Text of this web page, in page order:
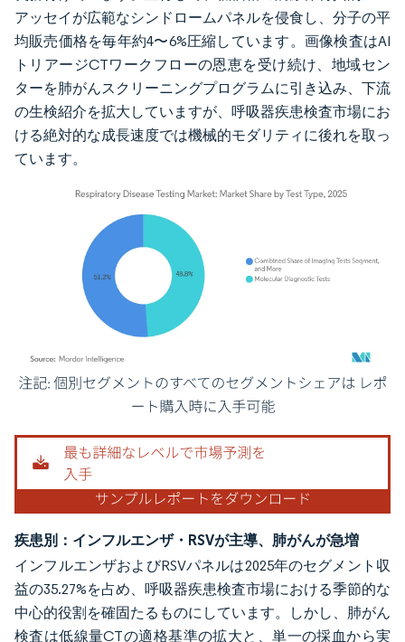
アッセイが広範なシンドロームパネルを侵食し、分子の平
均販売価格を毎年約4〜6%圧縮しています。画像検査はAI
トリアージCTワークフローの恩恵を受け続け、地域セン
ターを肺がんスクリーニングプログラムに引き込み、下流
の生検紹介を拡大していますが、呼吸器疾患検査市場にお
ける絶対的な成長速度では機械的モダリティに後れを取っ
ています。
画像 © Mordor Intelligence。再利用にはCC BY 4.0の表示が必要です。
疾患別：インフルエンザ・RSVが主導、肺がんが急増
インフルエンザおよびRSVパネルは2025年のセグメント収
益の35.27%を占め、呼吸器疾患検査市場における季節的な
中心的役割を確固たるものにしています。しかし、肺がん
検査は低線量CTの適格基準の拡大と、単一の採血から実